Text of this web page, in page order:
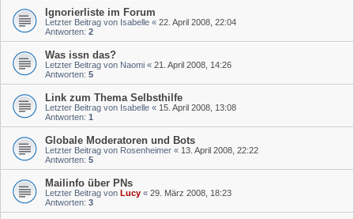
Ignorierliste im Forum
Letzter Beitrag von Isabelle « 22. April 2008, 22:04
Antworten: 2
Was issn das?
Letzter Beitrag von Naomi « 21. April 2008, 14:26
Antworten: 5
Link zum Thema Selbsthilfe
Letzter Beitrag von Isabelle « 15. April 2008, 13:08
Antworten: 1
Globale Moderatoren und Bots
Letzter Beitrag von Rosenheimer « 13. April 2008, 22:22
Antworten: 5
Mailinfo über PNs
Letzter Beitrag von Lucy « 29. März 2008, 18:23
Antworten: 3